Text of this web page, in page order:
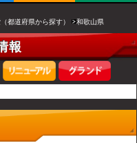
都道府県から探す） 和歌山県
報